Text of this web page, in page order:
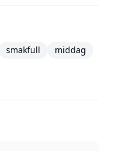
smakfull
middag